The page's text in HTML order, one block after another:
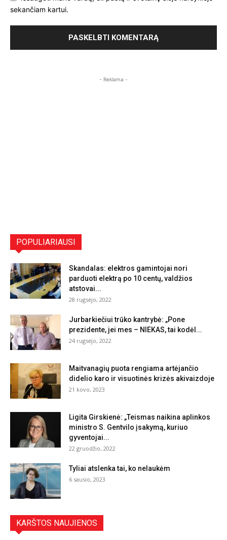
sekančiam kartui.
- Reklama -
POPULIARIAUSI
Skandalas: elektros gamintojai nori
parduoti elektrą po 10 centų, valdžios
atstovai...
28 rugsėjo, 2022
Jurbarkiečiui trūko kantrybė: „Pone
prezidente, jei mes – NIEKAS, tai kodėl...
24 rugsėjo, 2022
Maitvanagių puota rengiama artėjančio
didelio karo ir visuotinės krizės akivaizdoje
21 kovo, 2023
Ligita Girskienė: „Teismas naikina aplinkos
ministro S. Gentvilo įsakymą, kuriuo
gyventojai...
22 gruodžio, 2022
Tyliai atslenka tai, ko nelaukėm
6 sausio, 2023
KARŠTOS NAUJIENOS